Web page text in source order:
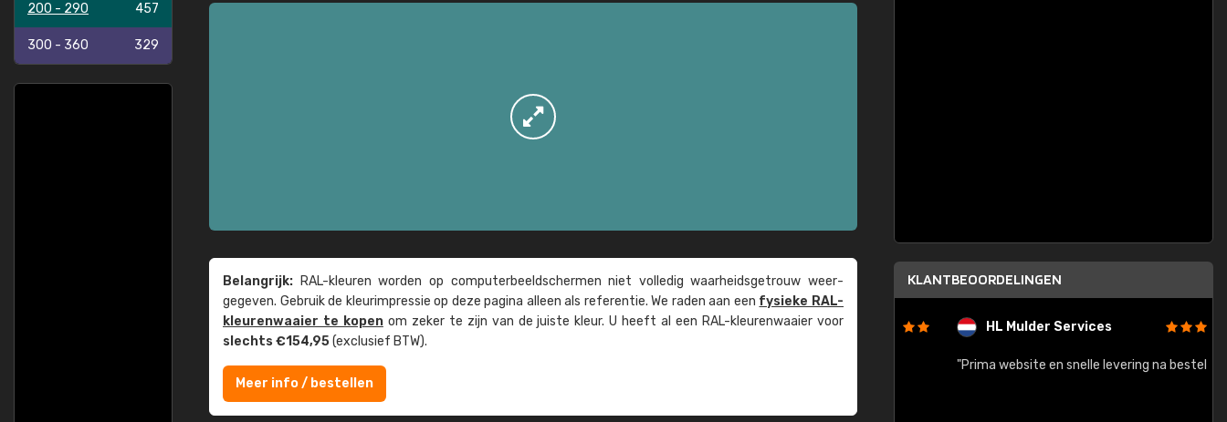
200 - 290 457
300 - 360 329
Belangrijk: RAL-kleuren worden op computer­beeld­schermen niet volledig waarheids­­getrouw weer­
gegeven. Gebruik de kleur­impressie op deze pagina alleen als referentie. We raden aan een fysieke RAL-
kleuren­waaier te kopenom zeker te zijn van de juiste kleur. U heeft al een RAL-kleuren­waaier voor
slechts €154,95(exclusief BTW).
Meer info / bestellen
KLANTBEOORDELINGEN
Kambier BV HL Mulder Services
"Prima website en snelle levering na bestelling"